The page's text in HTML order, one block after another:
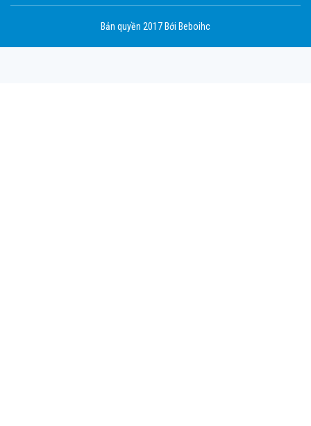
Bản quyền 2017 Bới Beboihc